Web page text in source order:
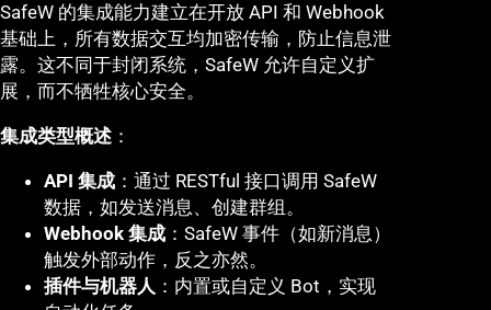
SafeW 的集成能力建立在开放 API 和 Webhook
基础上，所有数据交互均加密传输，防止信息泄
露。这不同于封闭系统，SafeW 允许自定义扩
展，而不牺牲核心安全。
集成类型概述 ：
API 集成 ：通过 RESTful 接口调用 SafeW
数据，如发送消息、创建群组。
Webhook 集成 ：SafeW 事件（如新消息）
触发外部动作，反之亦然。
插件与机器人 ：内置或自定义 Bot，实现